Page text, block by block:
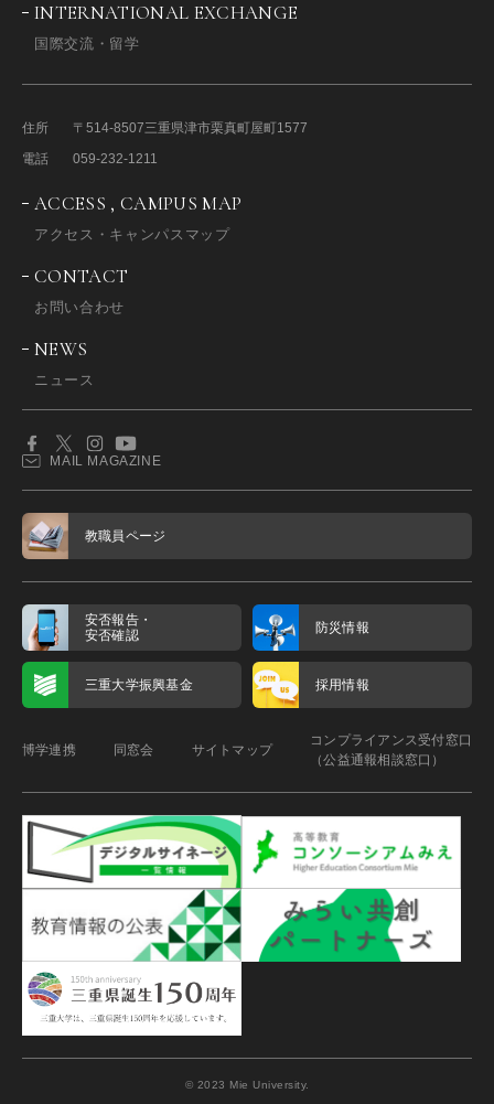
INTERNATIONAL EXCHANGE
国際交流・留学
住所 〒514-8507三重県津市栗真町屋町1577
電話
059-232-1211
ACCESS , CAMPUS MAP
アクセス・キャンパスマップ
CONTACT
お問い合わせ
NEWS
ニュース
MAIL MAGAZINE
教職員ページ
安否報告・
安否確認
防災情報
三重大学振興基金 採用情報
博学連携 同窓会 サイトマップ
コンプライアンス受付窓口
（公益通報相談窓口）
© 2023 Mie University.